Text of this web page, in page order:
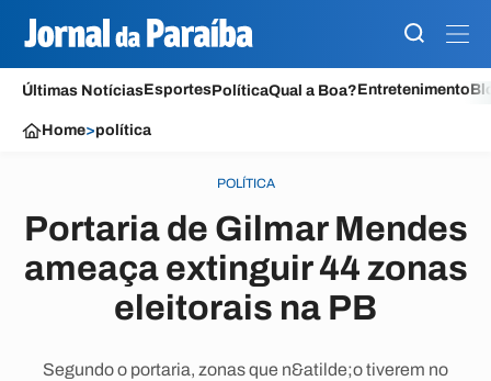
Últimas NotíciasEsportesPolíticaQual a Boa?Entretenimento
Home>política
POLÍTICA
Portaria de Gilmar Mendes
ameaça extinguir 44 zonas
eleitorais na PB
Segundo o portaria, zonas que n&atilde;o tiverem no